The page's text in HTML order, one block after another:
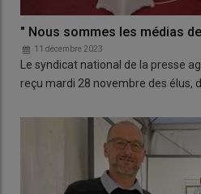
" Nous sommes les médias
11 décembre 2023
Le syndicat national de la presse
reçu mardi 28 novembre des élus,